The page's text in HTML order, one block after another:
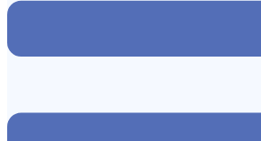
Edukacija u okviru